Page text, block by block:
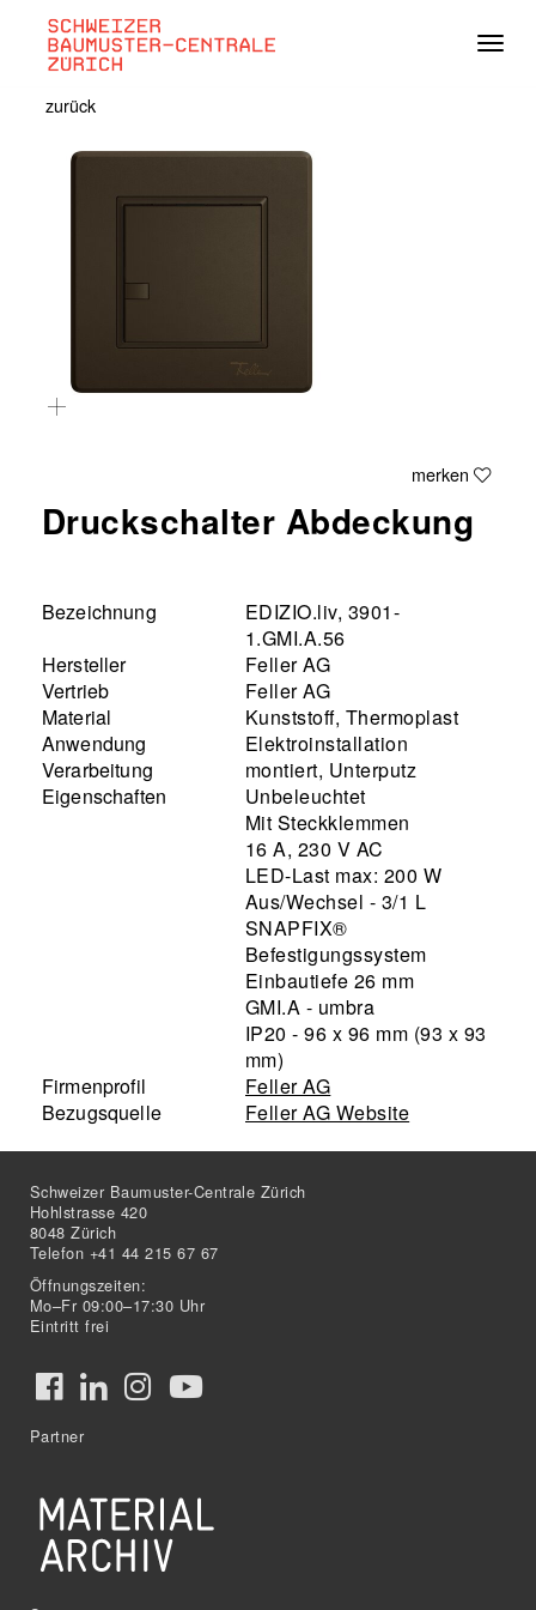
zurück
merken
Druckschalter Abdeckung
Bezeichnung
EDIZIO.liv, 3901-
1.GMI.A.56
Hersteller
Feller AG
Vertrieb
Feller AG
Material
Kunststoff, Thermoplast
Anwendung
Elektroinstallation
Verarbeitung
montiert, Unterputz
Eigenschaften
Unbeleuchtet
Mit Steckklemmen
16 A, 230 V AC
LED-Last max: 200 W
Aus/Wechsel - 3/1 L
SNAPFIX®
Befestigungssystem
Einbautiefe 26 mm
GMI.A - umbra
IP20 - 96 x 96 mm (93 x 93
mm)
Firmenprofil
Feller AG
Bezugsquelle
Feller AG Website
Schweizer Baumuster-Centrale Zürich
Hohlstrasse 420
8048 Zürich
Telefon +41 44 215 67 67
Öffnungszeiten:
Mo–Fr 09:00–17:30 Uhr
Eintritt frei
Partner